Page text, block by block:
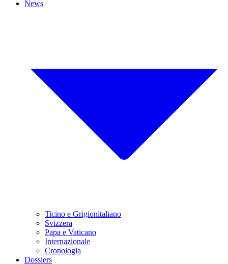
News
Ticino e Grigionitaliano
Svizzera
Papa e Vaticano
Internazionale
Cronologia
Dossiers